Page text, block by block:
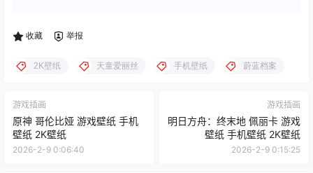
收藏 举报
2K壁纸 天童爱丽丝 手机壁纸 蔚蓝档案
游戏插画
原神 哥伦比娅 游戏壁纸 手机
壁纸 2K壁纸
2026-2-9 0:06:40
游戏插画
明日方舟：终末地 佩丽卡 游戏
壁纸 手机壁纸 2K壁纸
2026-2-9 0:15:25